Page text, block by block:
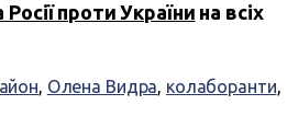
Росії проти України на всіх
, Олена Видра, колаборанти,